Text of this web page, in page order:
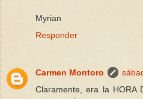
Myrian
Responder
Carmen Montoro
Claramente, era la HORA